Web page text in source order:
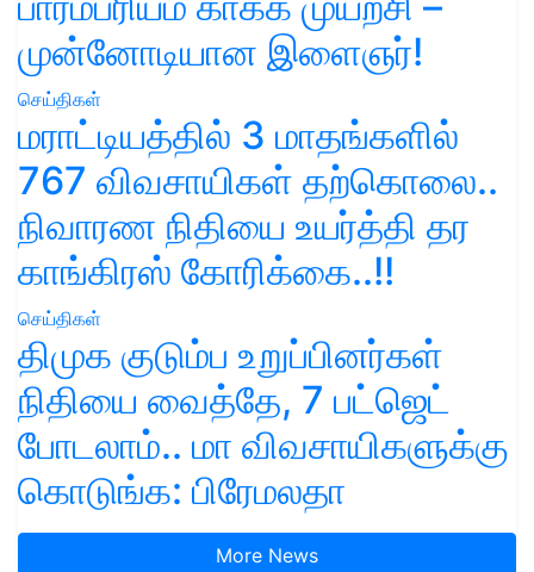
முன்னோடியான இளைஞர்!
செய்திகள்
மராட்டியத்தில் 3 மாதங்களில்
767 விவசாயிகள் தற்கொலை..
நிவாரண நிதியை உயர்த்தி தர
காங்கிரஸ் கோரிக்கை..!!
செய்திகள்
திமுக குடும்ப உறுப்பினர்கள்
நிதியை வைத்தே, 7 பட்ஜெட்
போடலாம்.. மா விவசாயிகளுக்கு
கொடுங்க: பிரேமலதா
More News